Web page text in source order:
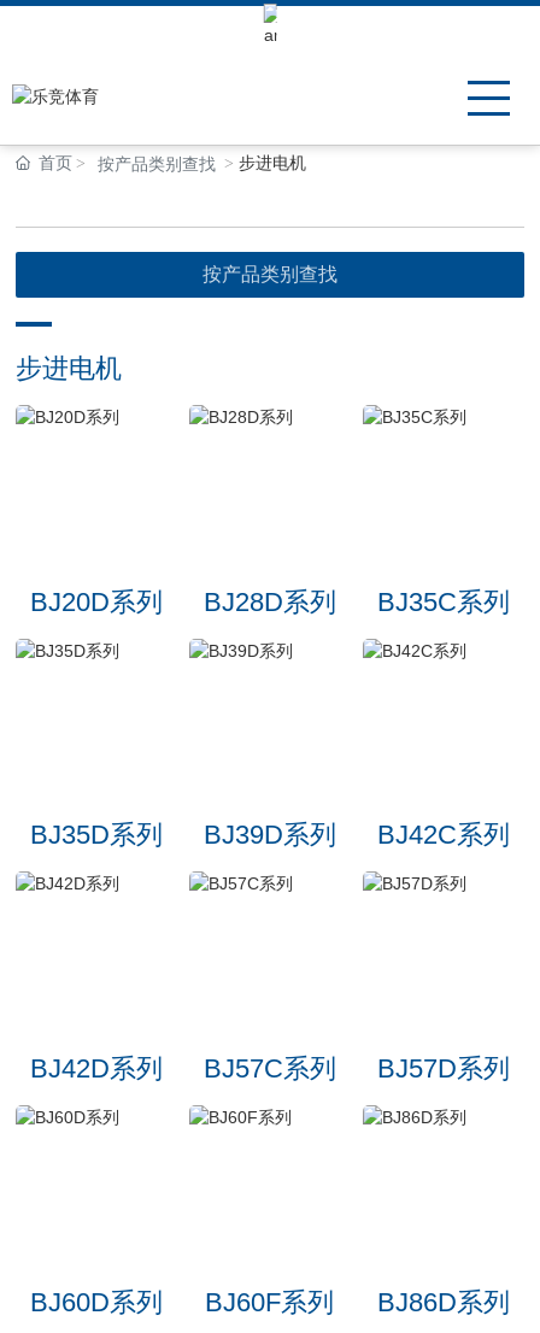
Keli Motor Group Search
首页 按产品类别查找 步进电机
按产品类别查找
步进电机
BJ20D系列 BJ28D系列 BJ35C系列
BJ35D系列 BJ39D系列 BJ42C系列
BJ42D系列 BJ57C系列 BJ57D系列
BJ60D系列 BJ60F系列 BJ86D系列